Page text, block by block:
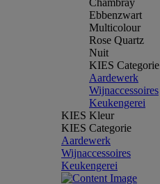
Chambray
Ebbenzwart
Multicolour
Rose Quartz
Nuit
KIES Categorie
Aardewerk
Wijnaccessoires
Keukengerei
KIES Kleur
KIES Categorie
Aardewerk
Wijnaccessoires
Keukengerei